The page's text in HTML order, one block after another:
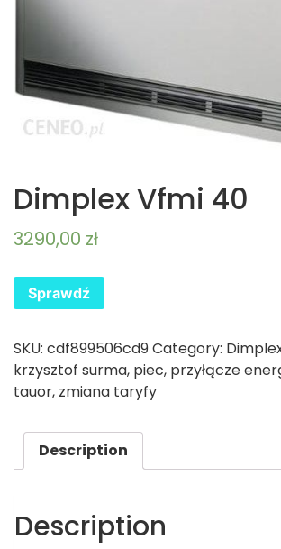
Dimplex Vfmi 40
3290,00 zł
Sprawdź
SKU: cdf899506cd9Category:
krzysztof surma, piec, przyłącze
tauor, zmiana taryfy
Description
Description